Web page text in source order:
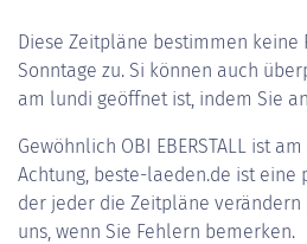
Diese Zeitpläne bestimmen keine
Sonntage zu. Si können auch
am lundi geöffnet ist, indem Sie
Gewöhnlich OBI EBERSTALL ist am
Achtung, beste-laeden.de ist eine
der jeder die Zeitpläne
uns, wenn Sie Fehlern bemerken.